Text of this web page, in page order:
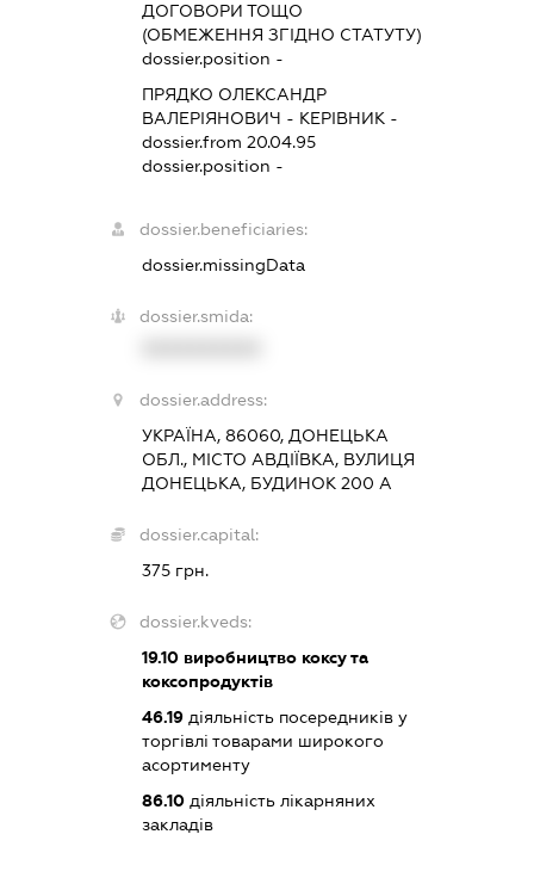
ДОГОВОРИ ТОЩО
(ОБМЕЖЕННЯ ЗГІДНО СТАТУТУ)
dossier.position -
ПРЯДКО ОЛЕКСАНДР
ВАЛЕРІЯНОВИЧ - КЕРІВНИК-
dossier.from 20.04.95
dossier.position -
dossier.beneficiaries:
dossier.missingData
dossier.smida:
dossier.address:
УКРАЇНА, 86060, ДОНЕЦЬКА
ОБЛ., МІСТО АВДІЇВКА, ВУЛИЦЯ
ДОНЕЦЬКА, БУДИНОК 200 А
dossier.capital:
375 грн.
dossier.kveds:
19.10виробництво коксу та
коксопродуктів
46.19діяльність посередників у
торгівлі товарами широкого
асортименту
86.10діяльність лікарняних
закладів